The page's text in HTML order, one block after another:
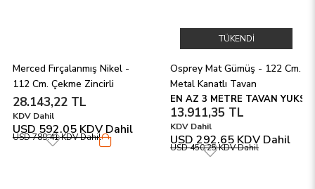
Merced Fırçalanmış Nikel -
112 Cm. Çekme Zincirli
Aydınlatmalı Tavan
Vantilatörü
28.143,22 TL
KDV Dahil
USD 592.05 KDV Dahil
USD 789.41KDV Dahil
TÜKENDI
Osprey Mat Gümüş - 122 Cm.
Metal Kanatlı Tavan
Vantilatörü - En Az 3 Mt.
Tavanlar ve Geniş Alanlar İçin
EN AZ 3 METRE TAVAN
13.911,35 TL
KDV Dahil
USD 292.65 KDV Dahil
USD 450.25KDV Dahil